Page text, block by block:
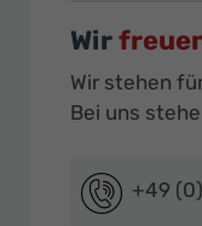
Wir
Wir stehen
Bei uns
+49